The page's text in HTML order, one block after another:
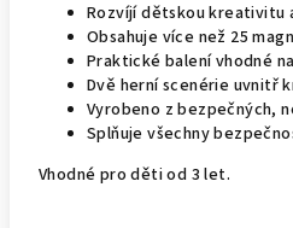
Rozvíjí dětskou kreativitu
Obsahuje více než 25
Praktické balení vhodné
Dvě herní scenérie uvnitř
Vyrobeno z bezpečných,
Splňuje všechny
Vhodné pro děti od 3 let.